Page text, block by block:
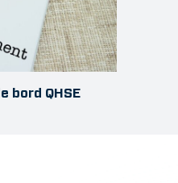
bord QHSE